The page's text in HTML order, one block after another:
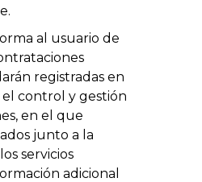
al usuario de
registradas en
control y gestión
en el que
junto a la
servicios
adicional